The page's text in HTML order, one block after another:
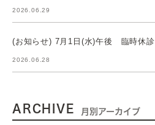
2026.06.29
(お知らせ) 7月1日(水)午後 臨時休診
2026.06.28
ARCHIVE 月別アーカイブ